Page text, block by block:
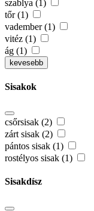
szablya (1)
tőr (1)
vadember (1)
vitéz (1)
ág (1)
kevesebb
Sisakok
csőrsisak (2)
zárt sisak (2)
pántos sisak (1)
rostélyos sisak (1)
Sisakdísz